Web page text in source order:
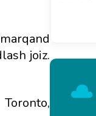
joiz.